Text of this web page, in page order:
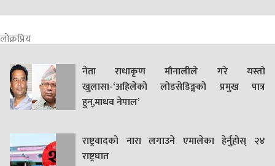
लोक्रप्रिय
नेता राधाकृण मौनालीले गरे यस्तो
खुलासा-‘अहिलेको लोडसेडिङ्गको प्रमुख पात्र
हुन्,माधव नेपाल’
राष्ट्रवादको नारा लगाउने एमालेका हेर्नुहोस् २४
राष्ट्रघात